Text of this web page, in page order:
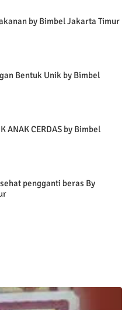
by Bimbel Jakarta Timur
Bentuk Unik by Bimbel
ANAK CERDAS by Bimbel
pengganti beras By